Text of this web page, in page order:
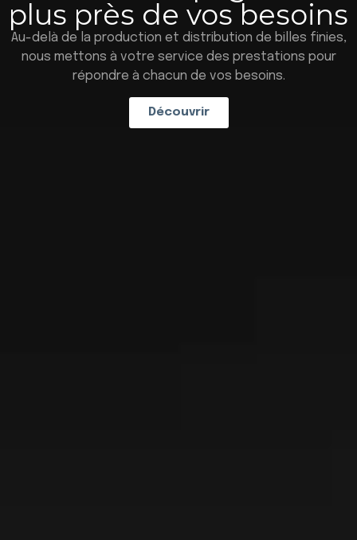
plus près de vos besoins
Au-delà de la production et distribution de billes finies,
nous mettons à votre service des prestations pour
répondre à chacun de vos besoins.
Découvrir